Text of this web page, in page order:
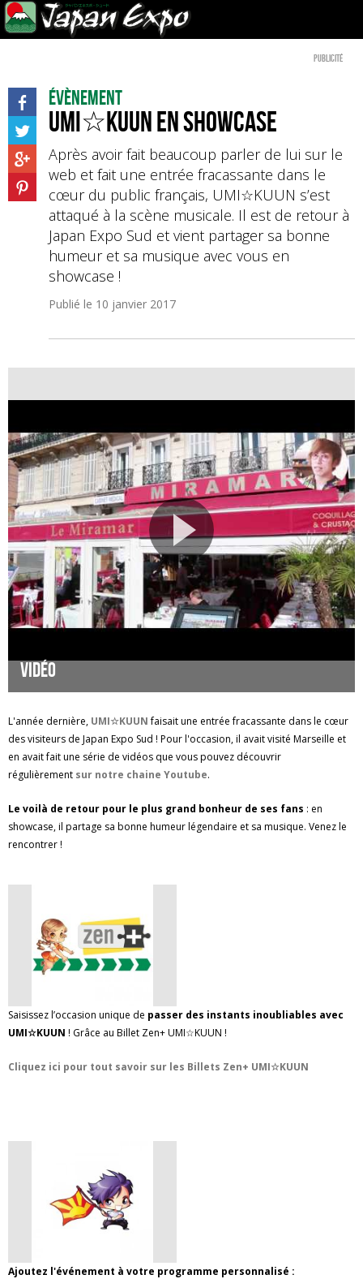
Publicité
Évènement
UMI☆KUUN en showcase
Après avoir fait beaucoup parler de lui sur le
web et fait une entrée fracassante dans le
cœur du public français, UMI☆KUUN s’est
attaqué à la scène musicale. Il est de retour à
Japan Expo Sud et vient partager sa bonne
humeur et sa musique avec vous en
showcase !
Publié le 10 janvier 2017
Vidéo
L'année dernière, UMI☆KUUNfaisait une entrée fracassante dans le cœur
des visiteurs de Japan Expo Sud ! Pour l'occasion, il avait visité Marseille et
en avait fait une série de vidéos que vous pouvez découvrir
régulièrement sur notre chaine Youtube.
Le voilà de retour pour le plus grand bonheur de ses fans : en
showcase, il partage sa bonne humeur légendaire et sa musique. Venez le
rencontrer !
Saisissez l’occasion unique de passer des instants inoubliables avec
UMI☆KUUN ! Grâce au Billet Zen+ UMI☆KUUN !
Cliquez ici pour tout savoir sur les Billets Zen+ UMI☆KUUN
Ajoutez l'événement à votre programme personnalisé :